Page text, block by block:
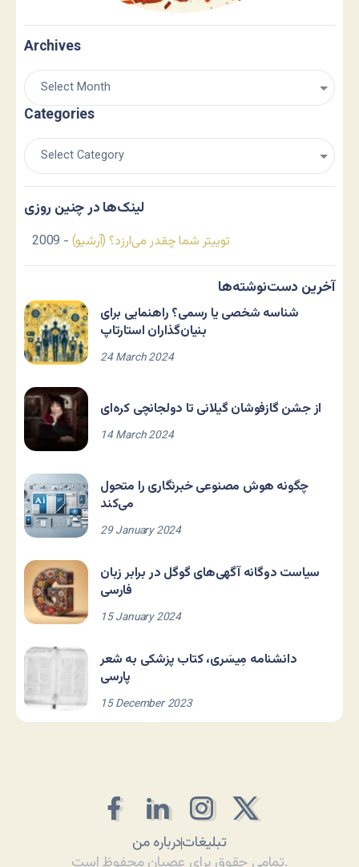
Archives
Categories
لینک‌ها در چنین روزی
توییتر شما چقدر می‌ارزد؟ (آرشیو) - 2009
آخرین دست‌نوشته‌ها
شناسه شخصی یا رسمی؟ راهنمایی برای
بنیان‌گذاران استارتاپ
24 March 2024
از جشن گازفوشان گیلانی تا دولجانچی کره‌ای
14 March 2024
چگونه هوش مصنوعی خبرنگاری را متحول
می‌کند
29 January 2024
سیاست دوگانه آگهی‌های گوگل در برابر زبان
فارسی
15 January 2024
دانشنامه مِیسَری، کتاب پزشکی به شعر
پارسی
15 December 2023
درباره منتبلیغات